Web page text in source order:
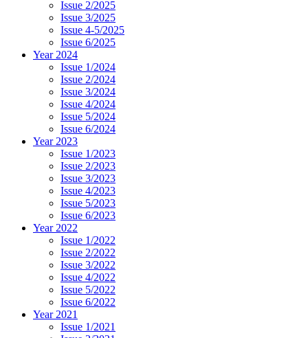
Issue 2/2025
Issue 3/2025
Issue 4-5/2025
Issue 6/2025
Year 2024
Issue 1/2024
Issue 2/2024
Issue 3/2024
Issue 4/2024
Issue 5/2024
Issue 6/2024
Year 2023
Issue 1/2023
Issue 2/2023
Issue 3/2023
Issue 4/2023
Issue 5/2023
Issue 6/2023
Year 2022
Issue 1/2022
Issue 2/2022
Issue 3/2022
Issue 4/2022
Issue 5/2022
Issue 6/2022
Year 2021
Issue 1/2021